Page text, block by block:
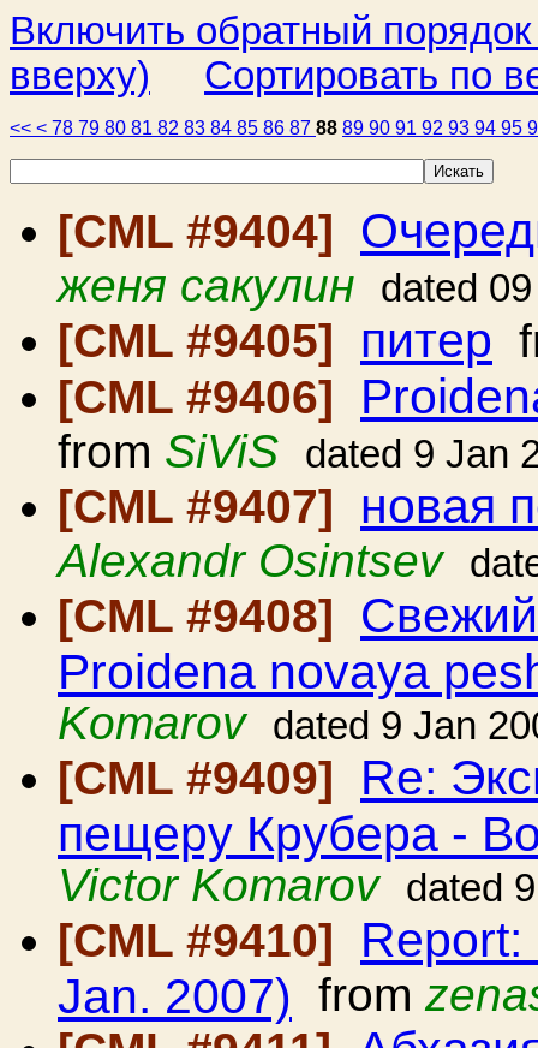
Включить обратный
вверху)
Сортировать по
<< < 78 79 80 81 82 83 84 85 86 87 88 89 90 91 92 93 94 95
[CML #9404]
женя сакулин dated
[CML #9405] питер
[CML #9406]
from SiViS dated 9 Jan
[CML #9407] новая
Alexandr Osintsev
[CML #9408]
Proidena novaya
Komarov
dated 9 Jan
[CML #9409] Re:
пещеру Крубера -
Victor Komarov
dated
[CML #9410]
Jan. 2007) from